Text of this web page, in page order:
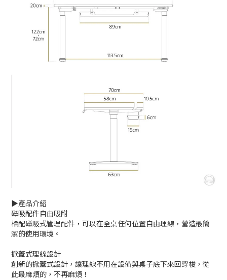
▶️產品介紹
磁吸配件自由吸附
標配磁吸式管理配件，可以在全桌任何位置自由理線，營造最簡
潔的使用環境。
掀蓋式理線設計
創新的掀蓋式設計，讓理線不用在設備與桌子底下來回穿梭，從
此最麻煩的，不再麻煩！